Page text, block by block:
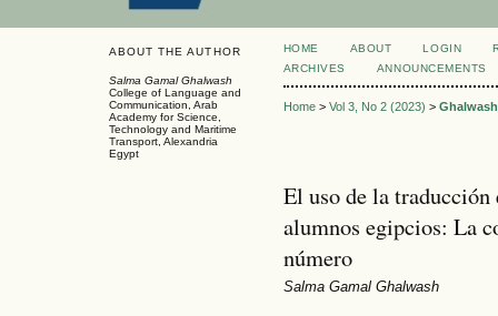
ABOUT THE AUTHOR
Salma Gamal Ghalwash
College of Language and
Communication, Arab
Academy for Science,
Technology and Maritime
Transport, Alexandria
Egypt
HOME ABOUT LOGIN
ARCHIVES
ANNOUNCEMENTS
Home> Vol 3, No 2 (2023) > Ghalwash
El uso de la traducción
alumnos egipcios: La
número
Salma Gamal Ghalwash